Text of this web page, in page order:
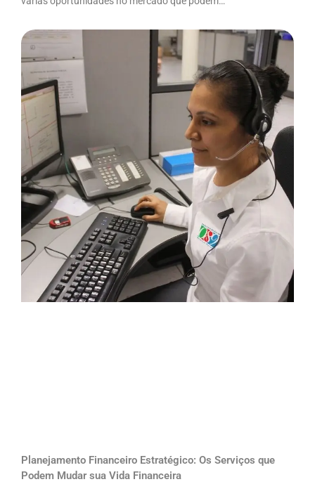
Planejamento Financeiro Estratégico: Os Serviços que
Podem Mudar sua Vida Financeira